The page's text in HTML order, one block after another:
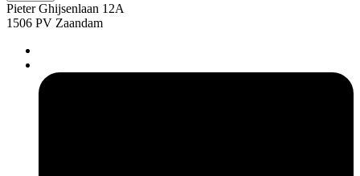
Pieter Ghijsenlaan 12A
1506 PV Zaandam